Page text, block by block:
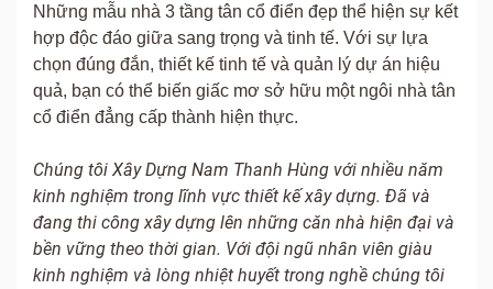
Những mẫu nhà 3 tầng tân cổ điển đẹp thể hiện sự kết
hợp độc đáo giữa sang trọng và tinh tế. Với sự lựa
chọn đúng đắn, thiết kế tinh tế và quản lý dự án hiệu
quả, bạn có thể biến giấc mơ sở hữu một ngôi nhà tân
cổ điển đẳng cấp thành hiện thực.
Chúng tôi Xây Dựng Nam Thanh Hùng với nhiều năm
kinh nghiệm trong lĩnh vực thiết kế xây dựng. Đã và
đang thi công xây dựng lên những căn nhà hiện đại và
bền vững theo thời gian. Với đội ngũ nhân viên giàu
kinh nghiệm và lòng nhiệt huyết trong nghề chúng tôi